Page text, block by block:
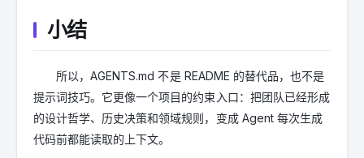
小结
所以，AGENTS.md 不是 README 的替代品，也不是
提示词技巧。它更像一个项目的约束入口：把团队已经形成
的设计哲学、历史决策和领域规则，变成 Agent 每次生成
代码前都能读取的上下文。